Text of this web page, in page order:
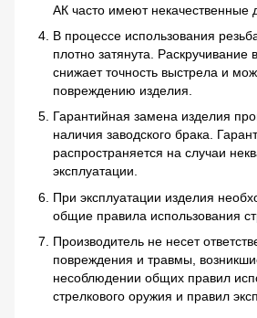
АК часто имеют некачественные
В процессе использования
плотно затянута. Раскручивание
снижает точность выстрела и
повреждению изделия.
Гарантийная замена изделия
наличия заводского брака.
распространяется на случаи
эксплуатации.
При эксплуатации изделия
общие правила использования
Производитель не несет
повреждения и травмы,
несоблюдении общих правил
стрелкового оружия и правил